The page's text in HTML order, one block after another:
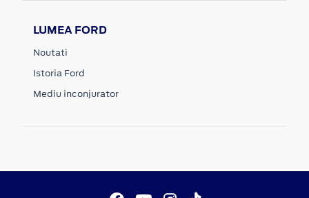
LUMEA FORD
Noutati
Istoria Ford
Mediu inconjurator